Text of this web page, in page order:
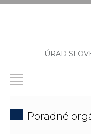
ÚRAD
Poradné